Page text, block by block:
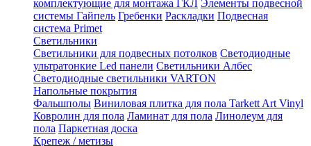
комплектующие для монтажа ГКЛ Элементы подвесной
системы Гайпель Гребенки Раскладки Подвесная
система Primet
Светильники
Светильники для подвесных потолков Светодиодные
ультратонкие Led панели Светильники Албес
Светодиодные светильники VARTON
Напольные покрытия
Фальшполы Виниловая плитка для пола Tarkett Art Vinyl
Ковролин для пола Ламинат для пола Линолеум для
пола Паркетная доска
Крепеж / метизы